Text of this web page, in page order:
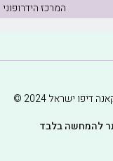
המרכז הידרופוני
דיפו ישראל 2024 ©
להמחשה בלבד